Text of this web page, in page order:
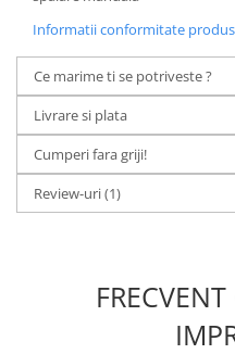
Informatii conformitate produs
Ce marime ti se potriveste ?
Livrare si plata
Cumperi fara griji!
Review-uri(1)